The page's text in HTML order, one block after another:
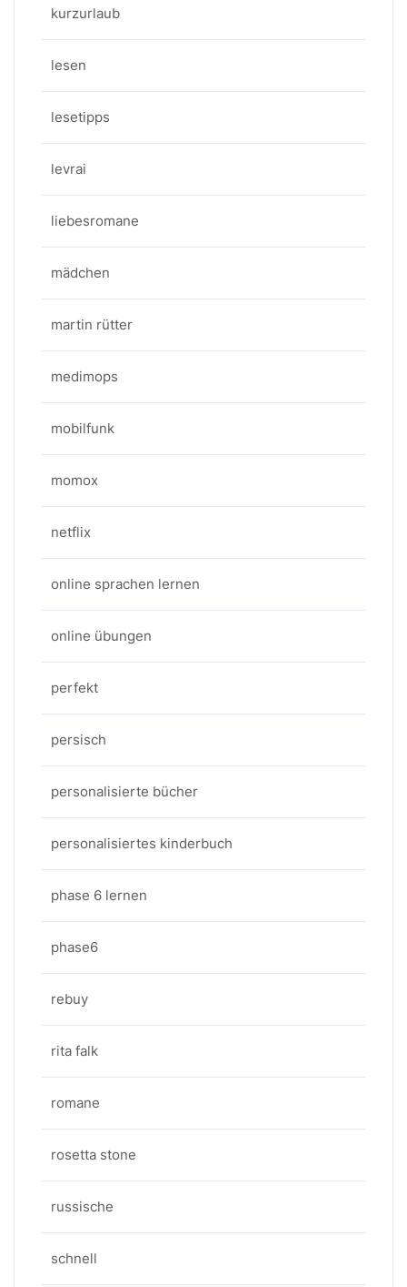
kurzurlaub
lesen
lesetipps
levrai
liebesromane
mädchen
martin rütter
medimops
mobilfunk
momox
netflix
online sprachen lernen
online übungen
perfekt
persisch
personalisierte bücher
personalisiertes kinderbuch
phase 6 lernen
phase6
rebuy
rita falk
romane
rosetta stone
russische
schnell